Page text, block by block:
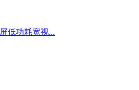
低功耗宽视...